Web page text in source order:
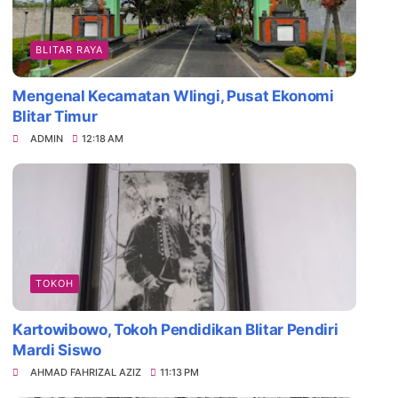
BLITAR RAYA
Mengenal Kecamatan Wlingi, Pusat Ekonomi
Blitar Timur
ADMIN 12:18 AM
TOKOH
Kartowibowo, Tokoh Pendidikan Blitar Pendiri
Mardi Siswo
AHMAD FAHRIZAL AZIZ 11:13 PM